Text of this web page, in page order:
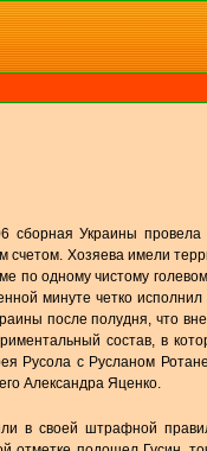
сборная Украины
Хозяева имели
по одному чистому
минуте четко
после полудня, что
состав, в
Русола с Русланом
Александра Яценко.
в своей штрафной